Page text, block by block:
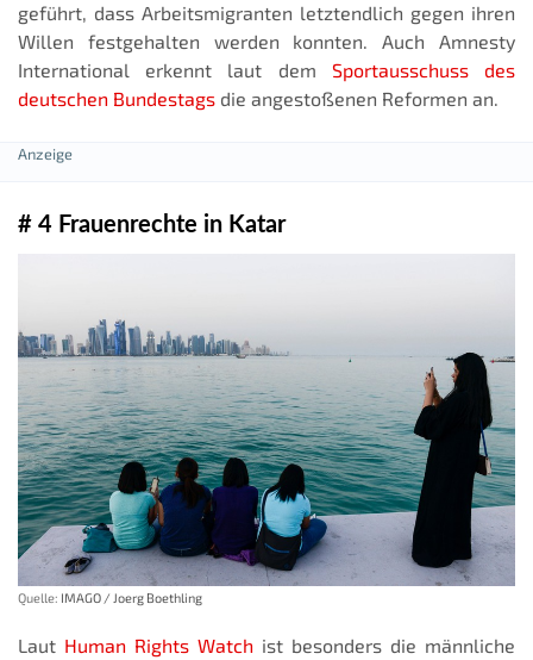
geführt, dass Arbeitsmigranten letztendlich gegen ihren
Willen festgehalten werden konnten. Auch Amnesty
International erkennt laut dem Sportausschuss des
deutschen Bundestags die angestoßenen Reformen an.
# 4 Frauenrechte in Katar
Quelle: IMAGO / Joerg Boethling
Laut Human Rights Watch ist besonders die männliche